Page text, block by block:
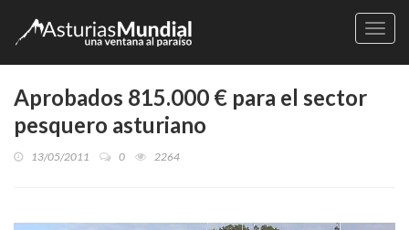
Aprobados 815.000 € para el sector
pesquero asturiano
13/05/2011 0 2264